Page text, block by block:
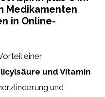
Medikamenten
in Online-
einer
und Vitamin
und